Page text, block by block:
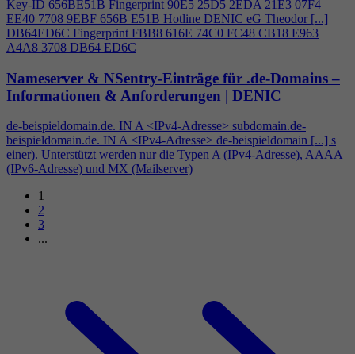
Key-ID 656BE51B Fingerprint 90E5 25D5 2EDA 21E3 07F4
EE40 7708 9EBF 656B E51B Hotline DENIC eG Theodor [...]
DB64ED6C Fingerprint FBB8 616E 74C0 FC48 CB18 E963
A4A8 3708 DB64 ED6C
Nameserver & NSentry-Einträge für .de-Domains –
Informationen & Anforderungen | DENIC
de-beispieldomain.de. IN A <IPv4-Adresse> subdomain.de-
beispieldomain.de. IN A <IPv4-Adresse> de-beispieldomain [...] s
einer). Unterstützt werden nur die Typen A (IPv4-Adresse), AAAA
(IPv6-Adresse) und MX (Mailserver)
1
2
3
...